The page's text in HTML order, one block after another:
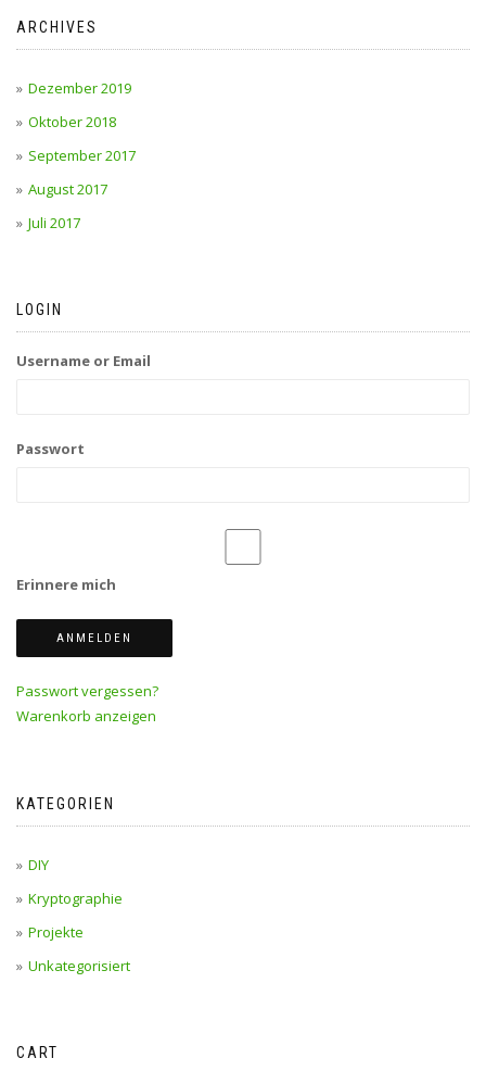
ARCHIVES
Dezember 2019
Oktober 2018
September 2017
August 2017
Juli 2017
LOGIN
Username or Email
Passwort
Erinnere mich
Passwort vergessen?
Warenkorb anzeigen
KATEGORIEN
DIY
Kryptographie
Projekte
Unkategorisiert
CART